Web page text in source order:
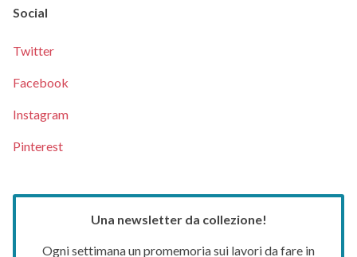
Social
Twitter
Facebook
Instagram
Pinterest
Una newsletter da collezione!
Ogni settimana un promemoria sui lavori da fare in